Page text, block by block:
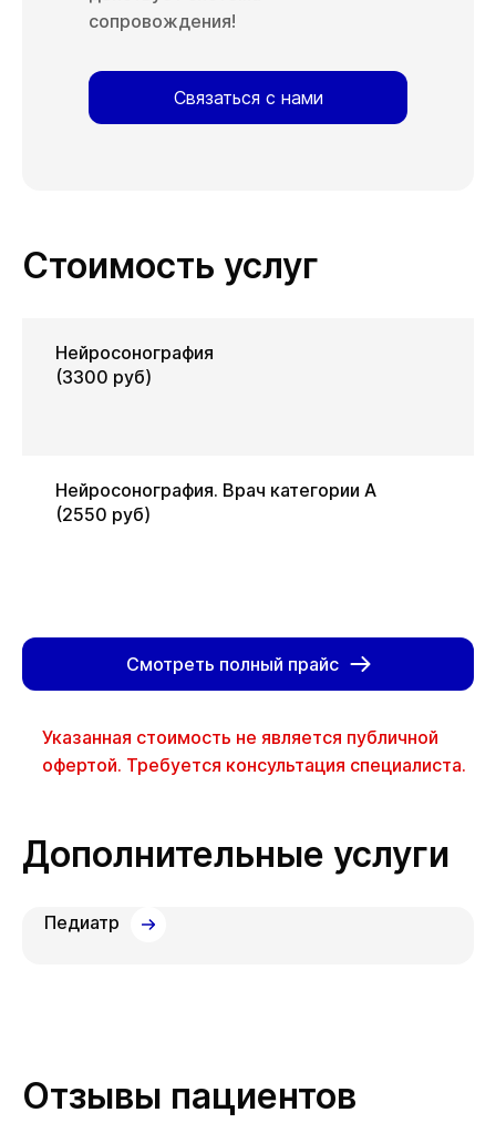
сопровождения!
Связаться с нами
Стоимость услуг
Нейросонография
(3300 руб)
Нейросонография. Врач категории А
(2550 руб)
Смотреть полный прайс
Указанная стоимость не является публичной
офертой. Требуется консультация специалиста.
Дополнительные услуги
Педиатр
Отзывы пациентов